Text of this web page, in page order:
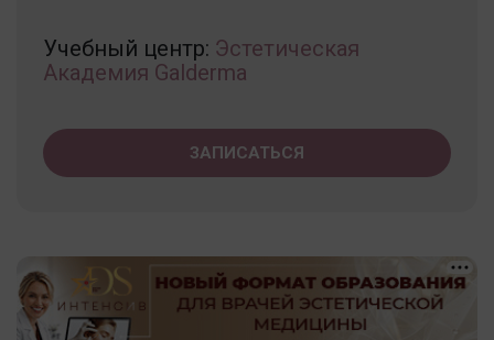
Учебный центр: Эстетическая
Академия Galderma
ЗАПИСАТЬСЯ